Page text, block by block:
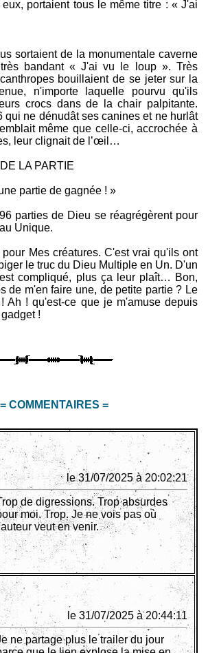
portaient tous le même titre : « J'ai
sortaient de la monumentale caverne
bandant « J'ai vu le loup ». Très
bouillaient de se jeter sur la
n'importe laquelle pourvu qu'ils
crocs dans de la chair palpitante.
qui ne dénudât ses canines et ne hurlât
même que celle-ci, accrochée à
leur clignait de l’œil…
PARTIE
partie de gagnée ! »
parties de Dieu se réagrégèrent pour
Unique.
Mes créatures. C'est vrai qu'ils ont
le truc du Dieu Multiple en Un. D'un
compliqué, plus ça leur plaît… Bon,
de m'en faire une, de petite partie ? Le
Ah ! qu'est-ce que je m'amuse depuis
!
= COMMENTAIRES =
le 31/07/2025 à 20:02:21
de digressions. Trop absurdes
moi. Trop. Je ne vois pas où
veut en venir.
le 31/07/2025 à 20:44:11
ne partage plus le trailer du jour